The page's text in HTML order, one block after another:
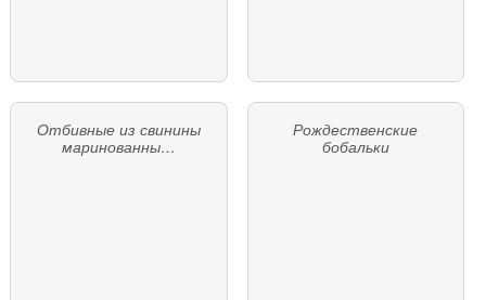
Отбивные из свинины
маринованны…
Рождественские
бобальки